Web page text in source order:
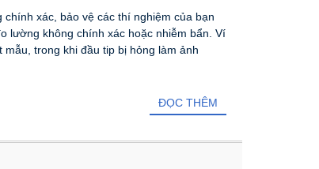
xác, bảo vệ các thí nghiệm của bạn
lường không chính xác hoặc nhiễm bẩn. Ví
trong khi đầu tip bị hỏng làm ảnh
ĐỌC THÊM